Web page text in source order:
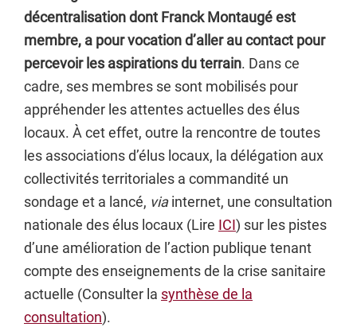
décentralisation dont Franck Montaugé est
membre, a pour vocation d’aller au contact pour
percevoir les aspirations du terrain. Dans ce
cadre, ses membres se sont mobilisés pour
appréhender les attentes actuelles des élus
locaux. À cet effet, outre la rencontre de toutes
les associations d’élus locaux, la délégation aux
collectivités territoriales a commandité un
sondage et a lancé, viainternet, une consultation
nationale des élus locaux (Lire ICI) sur les pistes
d’une amélioration de l’action publique tenant
compte des enseignements de la crise sanitaire
actuelle (Consulter la synthèse de la
consultation).